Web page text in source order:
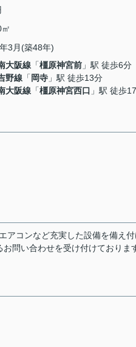
3月(築48年)
大阪線 「橿原神宮前 」駅 徒歩6分
野線 「 岡寺 」駅 徒歩13分
大阪線 「橿原神宮西口 」駅 徒歩
アコンなど充実した設備を備え
問い合わせを受け付けておりま